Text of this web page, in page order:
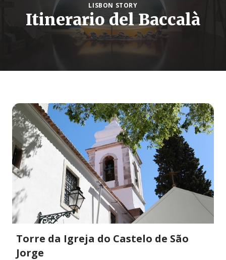
LISBON STORY
Itinerario del Baccalà
Torre da Igreja do Castelo de São
Jorge